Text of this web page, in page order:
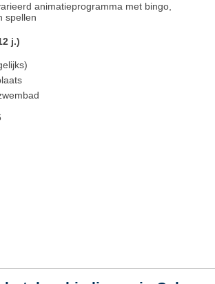
animatieprogramma met bingo,
spellen
j.)